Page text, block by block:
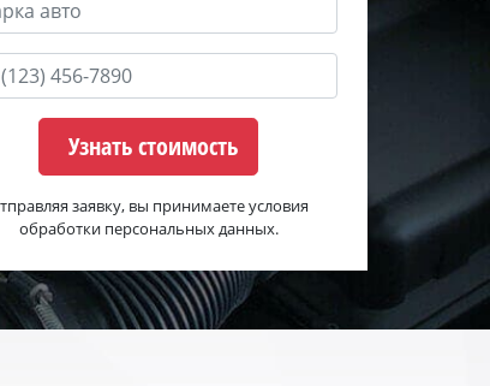
Узнать стоимость
заявку, вы принимаете условия
обработки персональных данных.